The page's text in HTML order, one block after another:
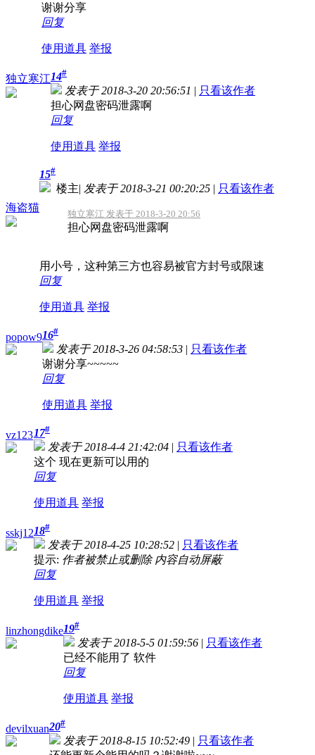
谢谢分享
回复
使用道具 举报
独立寒江14#
发表于 2018-3-20 20:56:51 | 只看该作者
担心网盘密码泄露啊
回复
使用道具 举报
海盗猫
15#
楼主| 发表于 2018-3-21 00:20:25 | 只看该作者
独立寒江 发表于 2018-3-20 20:56
担心网盘密码泄露啊
用小号，这种第三方也容易被官方封号或限速
回复
使用道具 举报
popow916#
发表于 2018-3-26 04:58:53 | 只看该作者
谢谢分享~~~~~
回复
使用道具 举报
vz12317#
发表于 2018-4-4 21:42:04 | 只看该作者
这个 现在更新可以用的
回复
使用道具 举报
sskj1218#
发表于 2018-4-25 10:28:52 | 只看该作者
提示: 作者被禁止或删除 内容自动屏蔽
回复
使用道具 举报
linzhongdike19#
发表于 2018-5-5 01:59:56 | 只看该作者
已经不能用了 软件
回复
使用道具 举报
devilxuan20#
发表于 2018-8-15 10:52:49 | 只看该作者